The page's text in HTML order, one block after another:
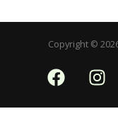
Copyright ©